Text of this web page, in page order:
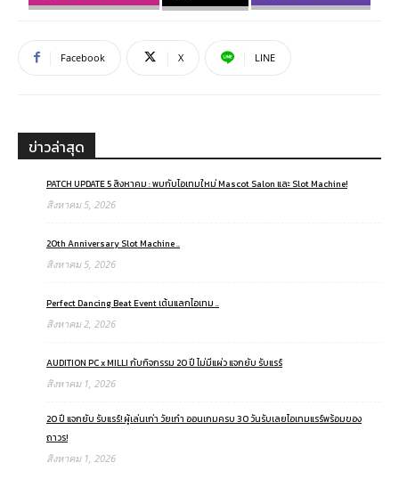
Facebook X LINE
ข่าวล่าสุด
PATCH UPDATE 5 สิงหาคม : พบกับไอเทมใหม่ Mascot Salon และ Slot Machine!
สิงหาคม 5, 2026
20th Anniversary Slot Machine ..
สิงหาคม 5, 2026
Perfect Dancing Beat Event เต้นแลกไอเทม ..
สิงหาคม 2, 2026
AUDITION PC x MILLI กับกิจกรรม 20 ปี ไม่มีแผ่ว แจกยับ รับแรร์
สิงหาคม 1, 2026
20 ปี แจกยับ รับแรร์! ผู้เล่นเก่า วัยเก๋า ออนเกมครบ 30 วันรับเลยไอเทมแรร์พร้อมของ
ถาวร!
สิงหาคม 1, 2026